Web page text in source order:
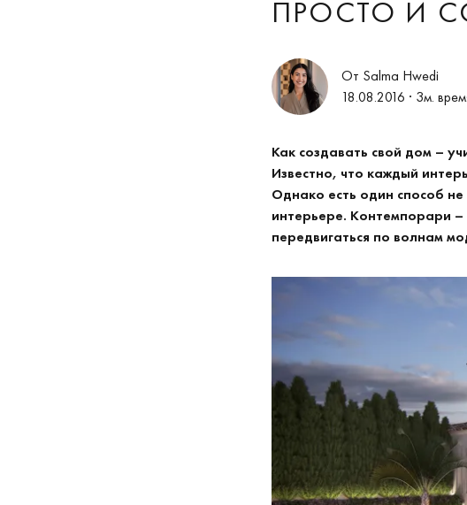
ПРОСТО И
От Salma Hwedi
18.08.2016 · 3м.
Как создавать свой дом –
Известно, что каждый
Однако есть один способ
интерьере. Контемпорари
передвигаться по волнам